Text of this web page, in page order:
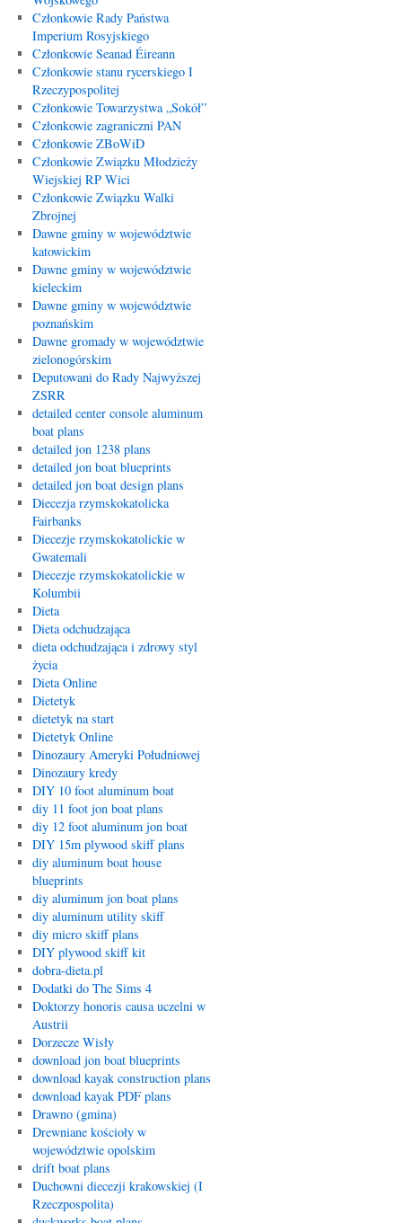
Członkowie Rady Państwa
Imperium Rosyjskiego
Członkowie Seanad Éireann
Członkowie stanu rycerskiego I
Rzeczypospolitej
Członkowie Towarzystwa „Sokół”
Członkowie zagraniczni PAN
Członkowie ZBoWiD
Członkowie Związku Młodzieży
Wiejskiej RP Wici
Członkowie Związku Walki
Zbrojnej
Dawne gminy w województwie
katowickim
Dawne gminy w województwie
kieleckim
Dawne gminy w województwie
poznańskim
Dawne gromady w województwie
zielonogórskim
Deputowani do Rady Najwyższej
ZSRR
detailed center console aluminum
boat plans
detailed jon 1238 plans
detailed jon boat blueprints
detailed jon boat design plans
Diecezja rzymskokatolicka
Fairbanks
Diecezje rzymskokatolickie w
Gwatemali
Diecezje rzymskokatolickie w
Kolumbii
Dieta
Dieta odchudzająca
dieta odchudzająca i zdrowy styl
życia
Dieta Online
Dietetyk
dietetyk na start
Dietetyk Online
Dinozaury Ameryki Południowej
Dinozaury kredy
DIY 10 foot aluminum boat
diy 11 foot jon boat plans
diy 12 foot aluminum jon boat
DIY 15m plywood skiff plans
diy aluminum boat house
blueprints
diy aluminum jon boat plans
diy aluminum utility skiff
diy micro skiff plans
DIY plywood skiff kit
dobra-dieta.pl
Dodatki do The Sims 4
Doktorzy honoris causa uczelni w
Austrii
Dorzecze Wisły
download jon boat blueprints
download kayak construction plans
download kayak PDF plans
Drawno (gmina)
Drewniane kościoły w
województwie opolskim
drift boat plans
Duchowni diecezji krakowskiej (I
Rzeczpospolita)